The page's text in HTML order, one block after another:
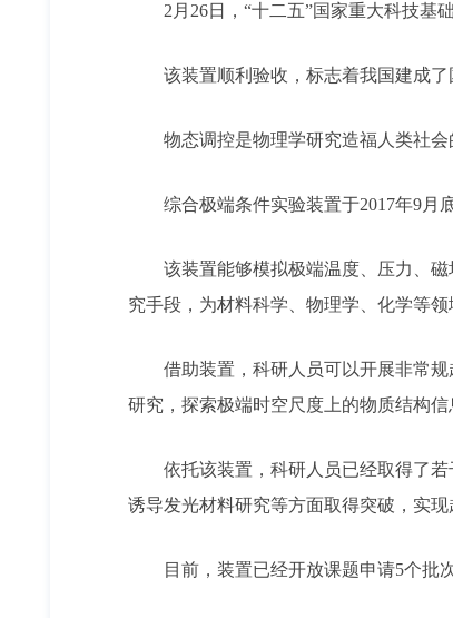
2月26日，“十二五”国家重大科技基
该装置顺利验收，标志着我国建成
物态调控是物理学研究造福人类社
综合极端条件实验装置于2017年9月
该装置能够模拟极端温度、压力、
究手段，为材料科学、物理学、化学等
借助装置，科研人员可以开展非常
研究，探索极端时空尺度上的物质结构
依托该装置，科研人员已经取得了
诱导发光材料研究等方面取得突破，实
目前，装置已经开放课题申请5个批